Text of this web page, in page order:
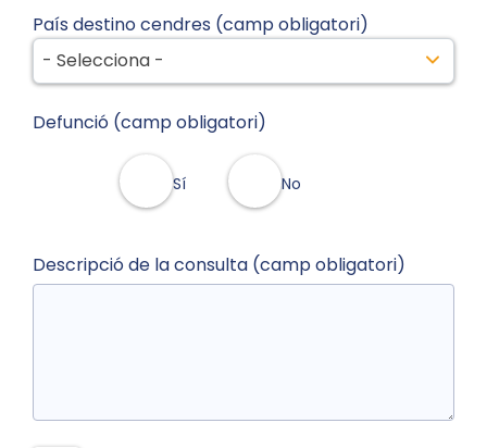
País destino cendres (camp obligatori)
- Selecciona -
Defunció (camp obligatori)
Sí No
Descripció de la consulta (camp obligatori)